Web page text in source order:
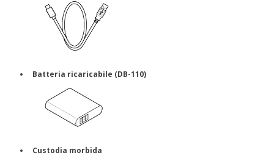
Batteria ricaricabile (DB-110)
Custodia morbida